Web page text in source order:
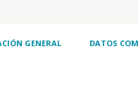
GENERAL DATOS